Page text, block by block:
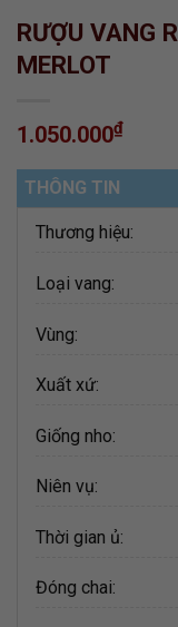
RƯỢU VANG
MERLOT
1.050.000₫
THÔNG TIN
Thương hiệu:
Loại vang:
Vùng:
Xuất xứ:
Giống nho:
Niên vụ:
Thời gian ủ:
Đóng chai: